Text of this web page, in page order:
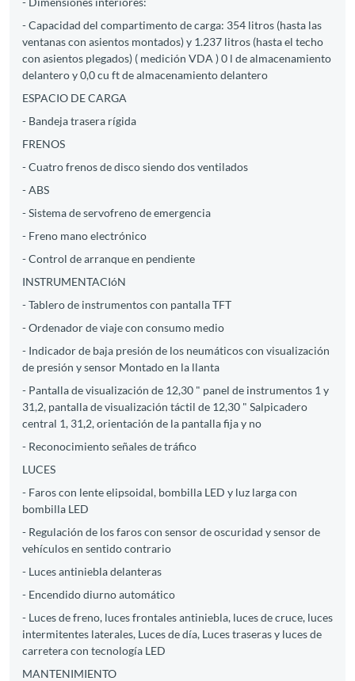
- Capacidad del compartimento de carga: 354 litros (hasta las
ventanas con asientos montados) y 1.237 litros (hasta el techo
con asientos plegados) ( medición VDA ) 0 l de almacenamiento
delantero y 0,0 cu ft de almacenamiento delantero
ESPACIO DE CARGA
- Bandeja trasera rígida
FRENOS
- Cuatro frenos de disco siendo dos ventilados
- ABS
- Sistema de servofreno de emergencia
- Freno mano electrónico
- Control de arranque en pendiente
INSTRUMENTACIóN
- Tablero de instrumentos con pantalla TFT
- Ordenador de viaje con consumo medio
- Indicador de baja presión de los neumáticos con visualización
de presión y sensor Montado en la llanta
- Pantalla de visualización de 12,30 " panel de instrumentos 1 y
31,2, pantalla de visualización táctil de 12,30 " Salpicadero
central 1, 31,2, orientación de la pantalla fija y no
- Reconocimiento señales de tráfico
LUCES
- Faros con lente elipsoidal, bombilla LED y luz larga con
bombilla LED
- Regulación de los faros con sensor de oscuridad y sensor de
vehículos en sentido contrario
- Luces antiniebla delanteras
- Encendido diurno automático
- Luces de freno, luces frontales antiniebla, luces de cruce, luces
intermitentes laterales, Luces de día, Luces traseras y luces de
carretera con tecnología LED
MANTENIMIENTO